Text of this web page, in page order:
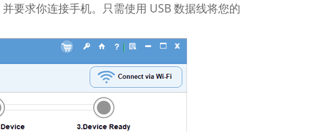
要求你连接手机。只需使用 USB 数据线将您的